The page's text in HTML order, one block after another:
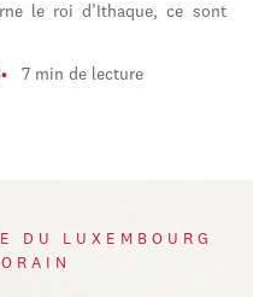
le roi d’Ithaque, ce sont
7 min de lecture
DU LUXEMBOURG